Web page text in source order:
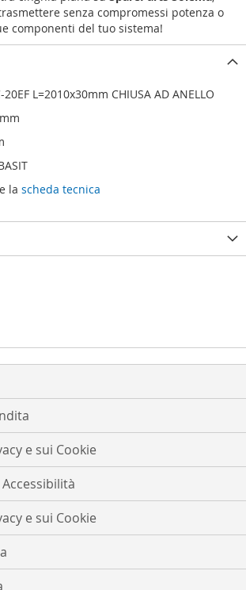
senza compromessi potenza o
componenti del tuo sistema!
20EF L=2010x30mm CHIUSA AD ANELLO
la scheda tecnica
e sui Cookie
e sui Cookie